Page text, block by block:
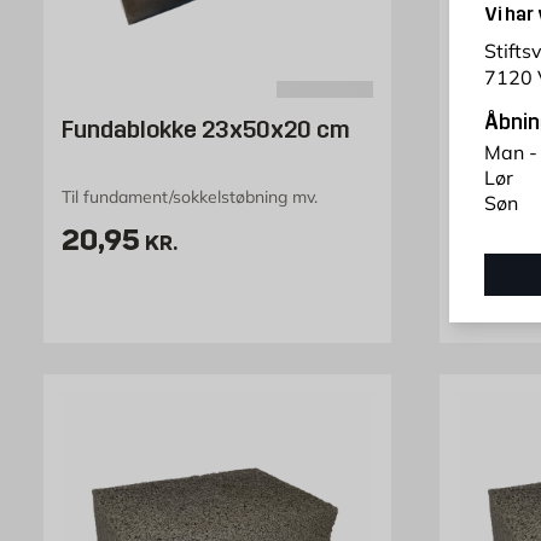
Vi har
7120
Man -
Lør
Søn
Fundablokke 23x50x20 cm
Til fundament/sokkelstøbning mv.
Pris 20.95 kr. /stk
20,95 KR.